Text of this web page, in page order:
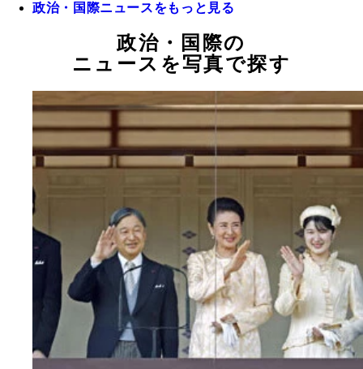
政治・国際ニュースをもっと見る
政治・国際の
ニュースを写真で探す